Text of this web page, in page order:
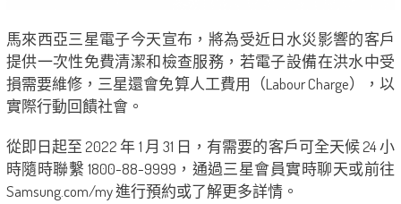
馬來西亞三星電子今天宣布，將為受近日水災影響的客戶
提供一次性免費清潔和檢查服務，若電子設備在洪水中受
損需要維修，三星還會免算人工費用（Labour Charge），以
實際行動回饋社會。
從即日起至 2022 年 1 月 31 日，有需要的客戶可全天候 24 小
時隨時聯繫 1800-88-9999，通過三星會員實時聊天或前往
Samsung.com/my 進行預約或了解更多詳情。